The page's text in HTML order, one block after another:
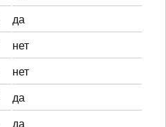
да
нет
нет
да
да